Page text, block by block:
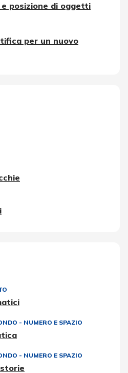
e posizione di oggetti
per un nuovo
- NUMERO E SPAZIO
- NUMERO E SPAZIO